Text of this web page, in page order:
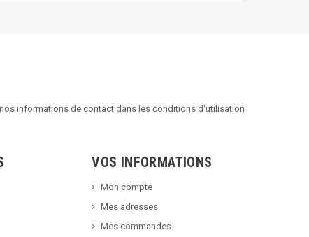
informations de contact dans les conditions d'utilisation
VOS INFORMATIONS
Mon compte
Mes adresses
Mes commandes